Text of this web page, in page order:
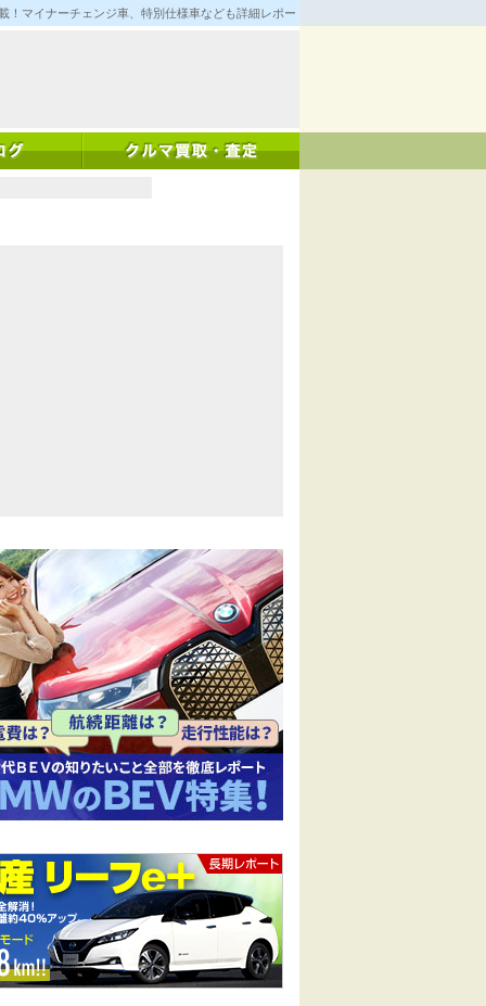
マイナーチェンジ車、特別仕様車なども詳細レポート！